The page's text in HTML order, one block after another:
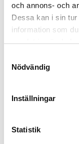
och annons- och
Dessa kan i sin
information som
samlat in när du
Nödvändig
Inställningar
Statistik
CRESCENT - TABLE